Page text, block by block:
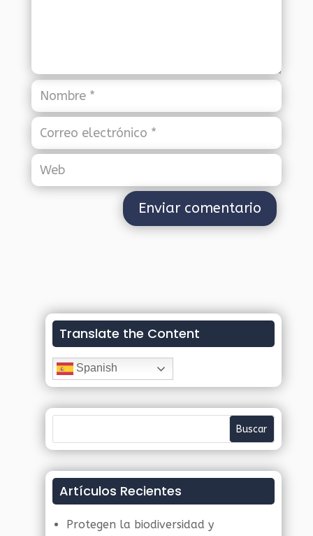
Translate the Content
Spanish
Artículos Recientes
Protegen la biodiversidad y